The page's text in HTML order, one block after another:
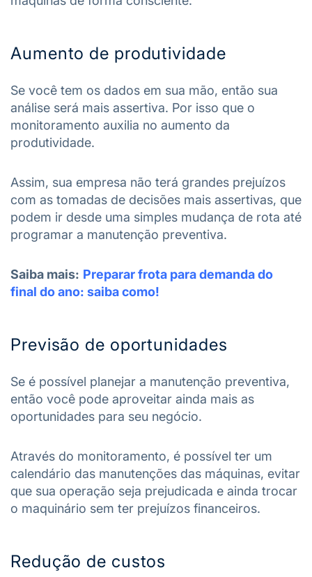
Aumento de produtividade
Se você tem os dados em sua mão, então sua
análise será mais assertiva. Por isso que o
monitoramento auxilia no aumento da
produtividade.
Assim, sua empresa não terá grandes prejuízos
com as tomadas de decisões mais assertivas, que
podem ir desde uma simples mudança de rota até
programar a manutenção preventiva.
Saiba mais: Preparar frota para demanda do
final do ano: saiba como!
Previsão de oportunidades
Se é possível planejar a manutenção preventiva,
então você pode aproveitar ainda mais as
oportunidades para seu negócio.
Através do monitoramento, é possível ter um
calendário das manutenções das máquinas, evitar
que sua operação seja prejudicada e ainda trocar
o maquinário sem ter prejuízos financeiros.
Redução de custos